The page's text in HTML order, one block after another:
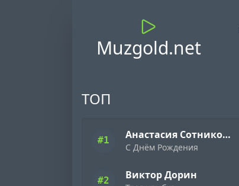
Muzgold.net
ТОП
#1 Анастасия Сотникова
С Днём Рождения
#2 Виктор Дорин